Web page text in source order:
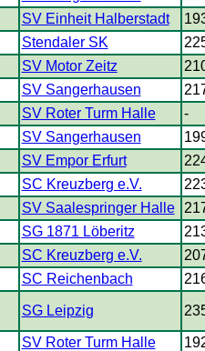
SV Einheit Halberstadt
Stendaler SK
SV Motor Zeitz
SV Sangerhausen
SV Roter Turm Halle
-
SV Sangerhausen
SV Empor Erfurt
SC Kreuzberg e.V.
SV Saalespringer Halle
SG 1871 Löberitz
SC Kreuzberg e.V.
SC Reichenbach
SG Leipzig
SV Roter Turm Halle